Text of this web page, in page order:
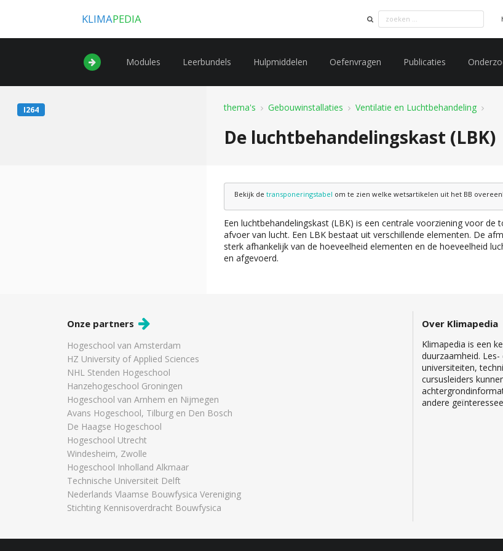
KLIMAPEDIA
Modules Leerbundels Hulpmiddelen Oefenvragen Publicaties
I264 thema's Gebouwinstallaties Ventilatie en Luchtbehandeling
De luchtbehandelingskast (LBK)
Bekijk de transponeringstabel om te zien welke wetsartikelen uit het BB
Een luchtbehandelingskast (LBK) is een centrale voorziening voor de
afvoer van lucht. Een LBK bestaat uit verschillende elementen. De
sterk afhankelijk van de hoeveelheid elementen en de hoeveelheid
en afgevoerd.
Onze partners
Hogeschool van Amsterdam
HZ University of Applied Sciences
NHL Stenden Hogeschool
Hanzehogeschool Groningen
Hogeschool van Arnhem en Nijmegen
Avans Hogeschool, Tilburg en Den Bosch
De Haagse Hogeschool
Hogeschool Utrecht
Windesheim, Zwolle
Hogeschool Inholland Alkmaar
Technische Universiteit Delft
Nederlands Vlaamse Bouwfysica Vereniging
Stichting Kennisoverdracht Bouwfysica
Over Klimapedia
Klimapedia is een
duurzaamheid.
universiteiten,
cursusleiders
andere